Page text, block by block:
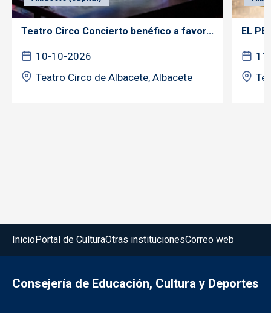
Teatro Circo Concierto benéfico a favor...
10-10-2026
Teatro Circo de Albacete, Albacete
EL
Menú del pie
InicioPortal de CulturaOtras institucionesCorreo web
Consejería de Educación, Cultura y Deportes